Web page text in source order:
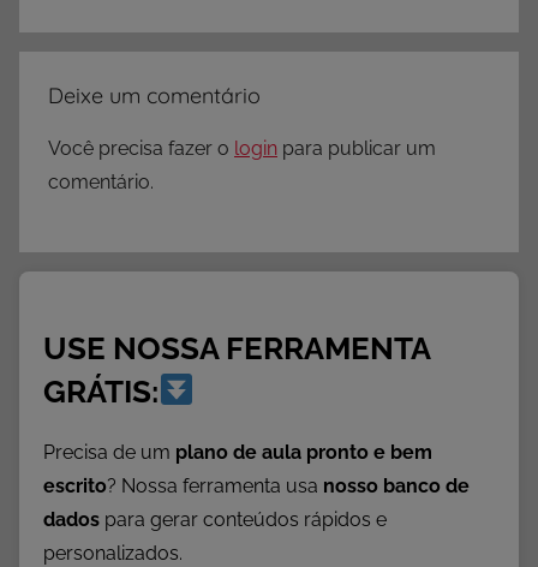
Deixe um comentário
Você precisa fazer o login para publicar um
comentário.
USE NOSSA FERRAMENTA
GRÁTIS:
Precisa de um plano de aula pronto e bem
escrito? Nossa ferramenta usa nosso banco de
dados para gerar conteúdos rápidos e
personalizados.